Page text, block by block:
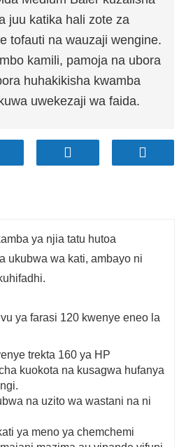
juu katika hali zote za
tofauti na wauzaji wengine.
kamili, pamoja na ubora
huhakikisha kwamba
uwekezaji wa faida.
ya njia tatu hutoa
ukubwa wa kati, ambayo ni
ya farasi 120 kwenye eneo la
trekta 160 ya HP
kuokota na kusagwa hufanya
na uzito wa wastani na ni
ya meno ya chemchemi